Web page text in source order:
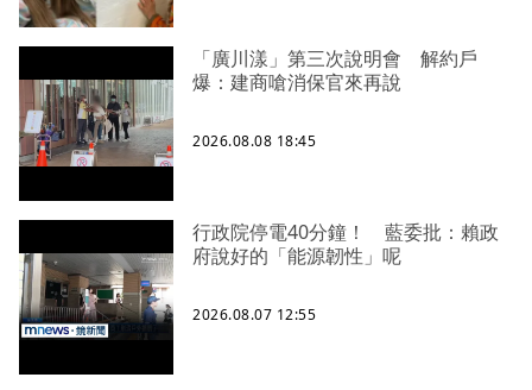
「廣川漾」第三次說明會 解約戶
爆：建商嗆消保官來再說
2026.08.08 18:45
行政院停電40分鐘！ 藍委批：賴政
府說好的「能源韌性」呢
2026.08.07 12:55